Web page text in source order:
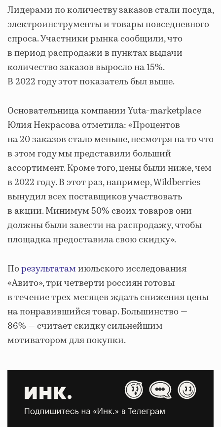
Лидерами по количеству заказов стали посуда,
электроинструменты и товары повседневного
спроса. Участники рынка сообщили, что
в период распродажи в пунктах выдачи
количество заказов выросло на 15%.
В 2022 году этот показатель был выше.
Основательница компании Yuta-marketplace
Юлия Некрасова отметила: «Процентов
на 20 заказов стало меньше, несмотря на то что
в этом году мы представили больший
ассортимент. Кроме того, цены были ниже, чем
в 2022 году. В этот раз, например, Wildberries
вынудил всех поставщиков участвовать
в акции. Минимум 50% своих товаров они
должны были завести на распродажу, чтобы
площадка предоставила свою скидку».
Порезультатамиюльского исследования
«Авито», три четверти россиян готовы
в течение трех месяцев ждать снижения цены
на понравившийся товар. Большинство —
86% — считает скидку сильнейшим
мотиватором для покупки.